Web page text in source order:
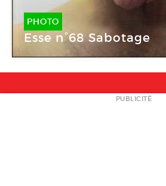
PHOTO
Esse n°68 Sabotage
NEWSLETTER
PUBLICITÉ